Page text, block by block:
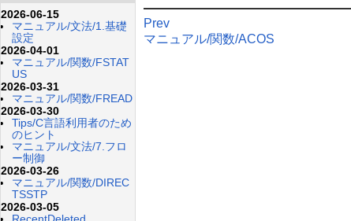
2026-06-15
マニュアル/文法/1.基礎
設定
2026-04-01
マニュアル/関数/FSTAT
US
2026-03-31
マニュアル/関数/FREAD
2026-03-30
Tips/C言語利用者のため
のヒント
マニュアル/文法/7.フロ
ー制御
2026-03-26
マニュアル/関数/DIREC
TSSTP
2026-03-05
RecentDeleted
Prev
マニュアル/関数/ACOS